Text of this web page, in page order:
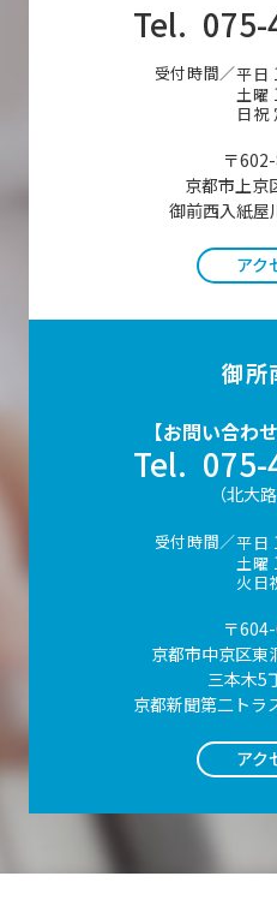
Tel.
受付時間／平日
土曜
日祝
〒
京都市上京
御前西入紙屋
アク
御所
【お問い合わ
Tel.
（北大
受付時間／平日
土曜
火日
〒
京都市中京区東
三本木5
京都新聞第二トラ
アク